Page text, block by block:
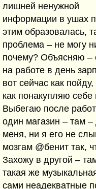
лишней ненужной
информации в ушах
этим образовалась,
проблема – не могу
почему? Объясняю –
на работе в день
вот сейчас как пойду,
как понакупляю себе
Выбегаю после
один магазин – там
меня, ни я его не
мозгам @бенит так,
Захожу в другой –
такая же
сами неадекватные